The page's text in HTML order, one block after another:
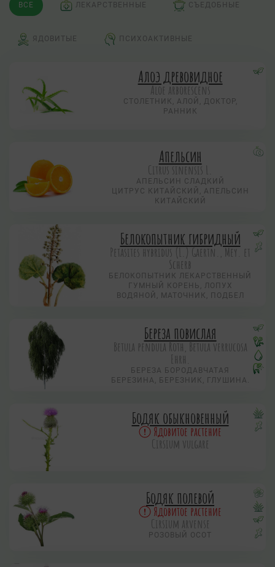
ВСЕ ЛЕКАРСТВЕННЫЕ СЪЕДОБНЫЕ
ЯДОВИТЫЕ ПСИХОАКТИВНЫЕ
Алоэ древовидное
Aloe arborescens
СТОЛЕТНИК, АЛОЙ, ДОКТОР,
РАННИК
Апельсин
Citrus sinensis L.
АПЕЛЬСИН СЛАДКИЙ
ЦИТРУС КИТАЙСКИЙ, АПЕЛЬСИН
КИТАЙСКИЙ
Белокопытник гибридный
Petasites hybridus (L.) Gaertn., Mey. et
Scherb
БЕЛОКОПЫТНИК ЛЕКАРСТВЕННЫЙ
ГУМНЫЙ КОРЕНЬ, ЛОПУХ
ВОДЯНОЙ, МАТОЧНИК, ПОДБЕЛ
Береза повислая
Betula pendula Roth, Betula verrucosa
Ehrh.
БЕРЕЗА БОРОДАВЧАТАЯ
БЕРЕЗИНА, БЕРЕЗНИК, ГЛУШИНА.
Бодяк обыкновенный
Ядовитое растение
Cirsium vulgare
Бодяк полевой
Ядовитое растение
Cirsium arvense
РОЗОВЫЙ ОСОТ